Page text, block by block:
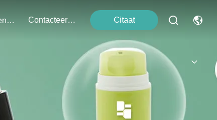
Evenementen Contacteer Ons Citaat